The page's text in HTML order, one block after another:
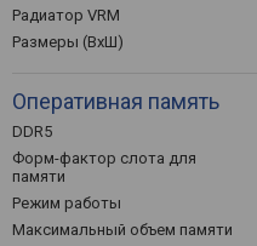
Радиатор VRM
Размеры (ВхШ)
Оперативная память
DDR5
Форм-фактор слота для
памяти
Режим работы
Максимальный объем памяти